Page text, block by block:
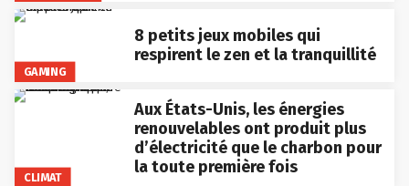
GAMING
8 petits jeux mobiles qui
respirent le zen et la tranquillité
CLIMAT
Aux États-Unis, les énergies
renouvelables ont produit plus
d’électricité que le charbon pour
la toute première fois